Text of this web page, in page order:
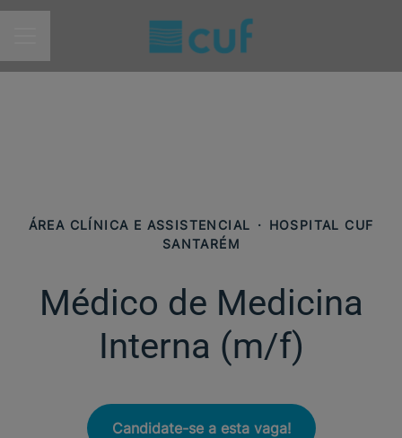
MENU DE CARREIRAS
ÁREA CLÍNICA E ASSISTENCIAL · HOSPITAL CUF
SANTARÉM
Médico de Medicina
Interna (m/f)
Candidate-se a esta vaga!